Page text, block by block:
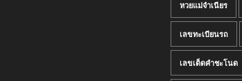
หวยแม่จำเนียร
เลขทะเบียนรถ
เลขเด็ดคำชะโนด